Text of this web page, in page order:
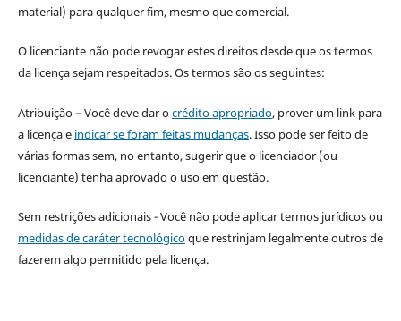
material) para qualquer fim, mesmo que comercial.
O licenciante não pode revogar estes direitos desde que os termos
da licença sejam respeitados. Os termos são os seguintes:
Atribuição – Você deve dar ocrédito apropriado, prover um link para
a licença e indicar se foram feitas mudanças. Isso pode ser feito de
várias formas sem, no entanto, sugerir que o licenciador (ou
licenciante) tenha aprovado o uso em questão.
Sem restrições adicionais - Você não pode aplicar termos jurídicos ou
medidas de caráter tecnológicoque restrinjam legalmente outros de
fazerem algo permitido pela licença.